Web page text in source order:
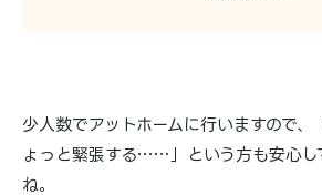
少人数でアットホームに行いますので、
ょっと緊張する……」という方も安心し
ね。